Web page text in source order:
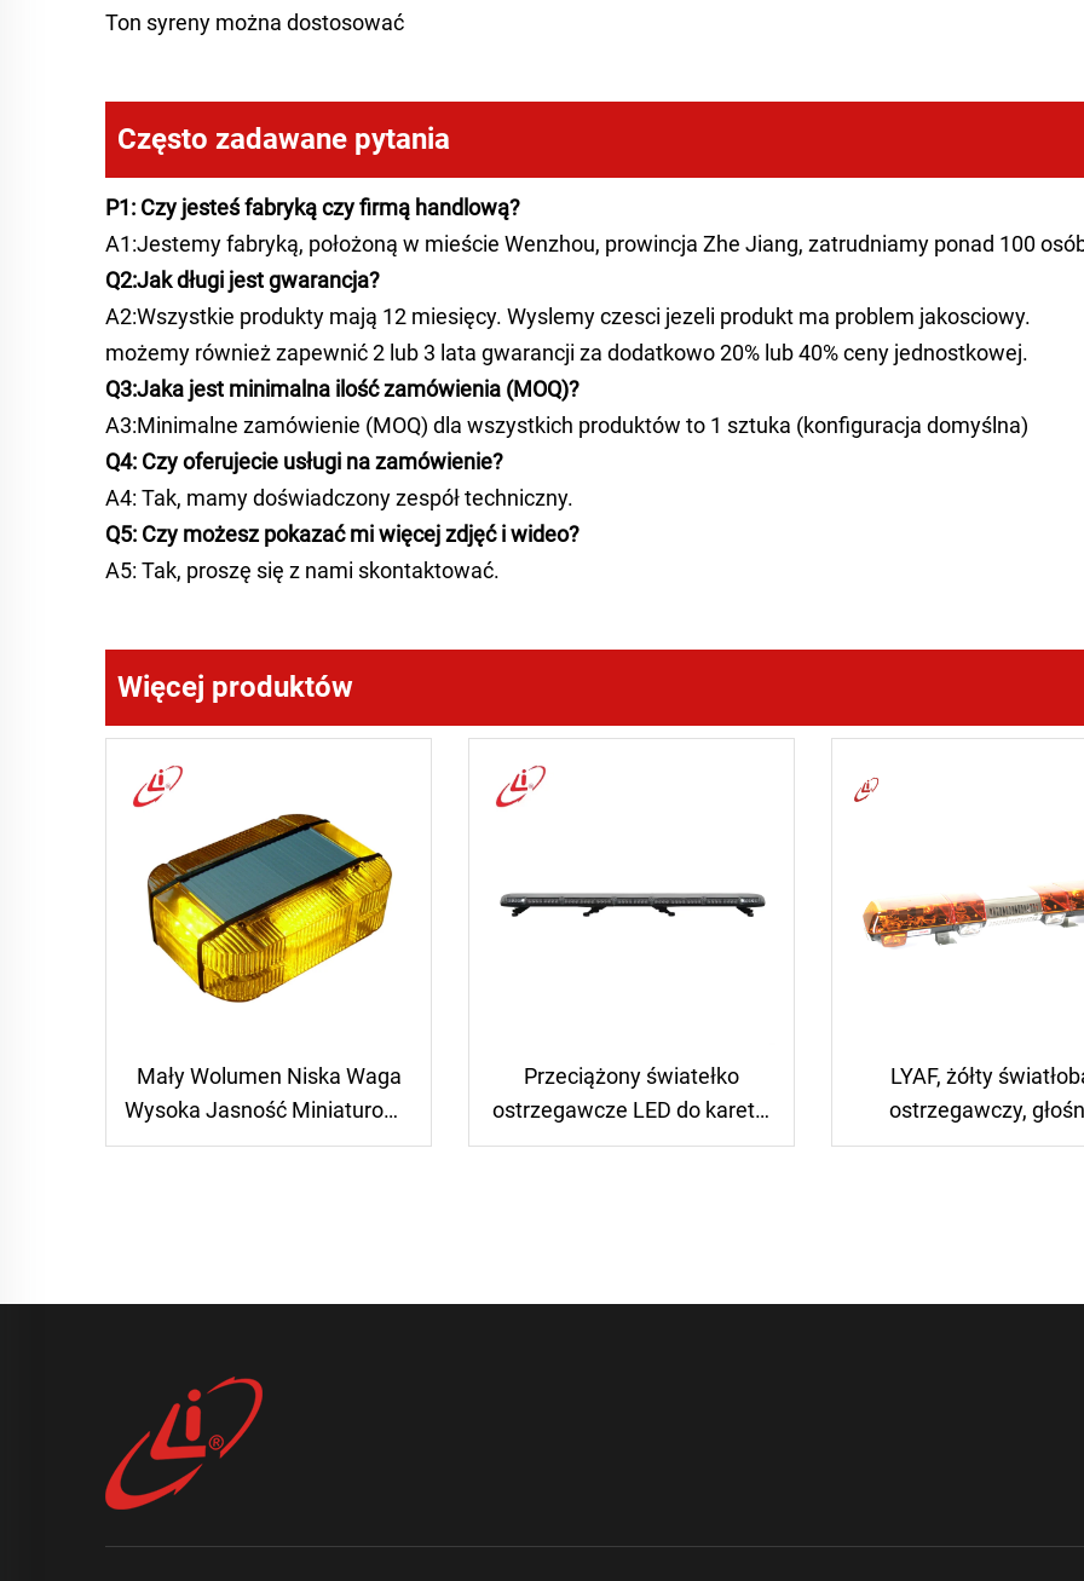
Ton syreny można dostosować
Często zadawane pytania
P1: Czy jesteś fabryką czy firmą handlową?
A1:Jestemy fabryką, położoną w mieście Wenzhou, prowincja Zhe Jiang, zatrudniamy ponad 100
Q2:Jak długi jest gwarancja?
A2:Wszystkie produkty mają 12 miesięcy. Wyslemy czesci jezeli produkt ma problem jakosciowy.
możemy również zapewnić 2 lub 3 lata gwarancji za dodatkowo 20% lub 40% ceny jednostkowej.
Q3:Jaka jest minimalna ilość zamówienia (MOQ)?
A3:Minimalne zamówienie (MOQ) dla wszystkich produktów to 1 sztuka (konfiguracja domyślna)
Q4: Czy oferujecie usługi na zamówienie?
A4: Tak, mamy doświadczony zespół techniczny.
Q5: Czy możesz pokazać mi więcej zdjęć i wideo?
A5: Tak, proszę się z nami skontaktować.
Więcej produktów
Mały Wolumen Niska Waga
Wysoka Jasność Miniaturowa
Taśma Świetlna
Przeciążony światełko
ostrzegawcze LED do karetki
ratunkowej LYAF Emark R65
LYAF, żółty
ostrzegawczy,
alarmowy, światła